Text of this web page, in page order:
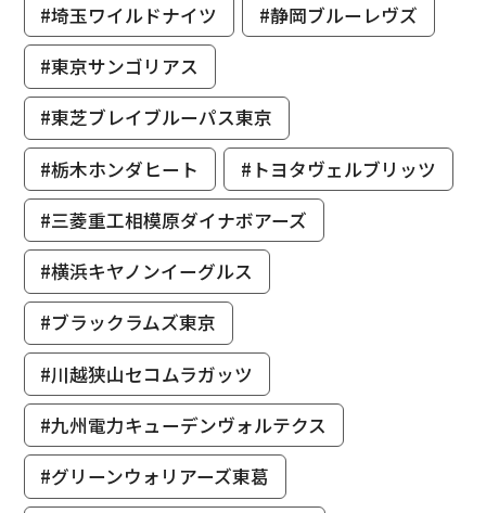
#埼玉ワイルドナイツ
#静岡ブルーレヴズ
#東京サンゴリアス
#東芝ブレイブルーパス東京
#栃木ホンダヒート
#トヨタヴェルブリッツ
#三菱重工相模原ダイナボアーズ
#横浜キヤノンイーグルス
#ブラックラムズ東京
#川越狭山セコムラガッツ
#九州電力キューデンヴォルテクス
#グリーンウォリアーズ東葛